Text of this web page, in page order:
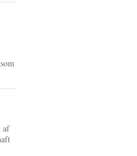
af